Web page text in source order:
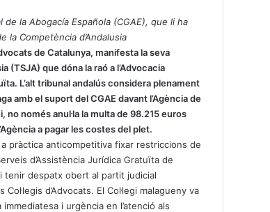
de la Abogacía Española (CGAE), que li ha
la Competència d’Andalusia
de Catalunya, manifesta la seva
(TSJA) que dóna la raó a l’Advocacia
L’alt tribunal andalús considera plenament
amb el suport del CGAE davant l’Agència de
només anul·la la multa de 98.215 euros
a pagar les costes del plet.
a pràctica anticompetitiva fixar restriccions de
d’Assistència Jurídica Gratuïta de
i tenir despatx obert al partit judicial
d’Advocats. El Col·legi malagueny va
i urgència en l’atenció als